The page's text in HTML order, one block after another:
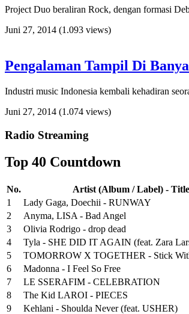
Project Duo beraliran Rock, dengan formasi
Juni 27, 2014 (1.093 views)
Pengalaman Tampil Di
Industri music Indonesia kembali kehadiran
Juni 27, 2014 (1.074 views)
Radio Streaming
Top 40 Countdown
No.
Artist (Album / Label) - Title
1
Lady Gaga, Doechii - RUNWAY
2
Anyma, LISA - Bad Angel
3
Olivia Rodrigo - drop dead
4
Tyla - SHE DID IT AGAIN (feat. Zara
5
TOMORROW X TOGETHER - Stick
6
Madonna - I Feel So Free
7
LE SSERAFIM - CELEBRATION
8
The Kid LAROI - PIECES
9
Kehlani - Shoulda Never (feat. USHER)